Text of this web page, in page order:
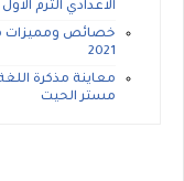
الاعدادي الترم الاول 2021 الوحدة السادسة لمستر أحمد نبيل
خصائص ومميزات
2021
معاينة مذكرة
مستر الحيت